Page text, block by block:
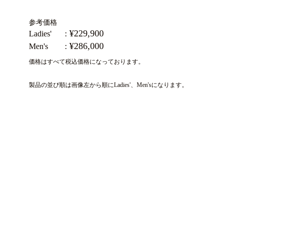
参考価格
Ladies' ¥229,900
Men's ¥286,000
価格はすべて税込価格になっております。
製品の並び順は画像左から順にLadies'、Men'sになります。